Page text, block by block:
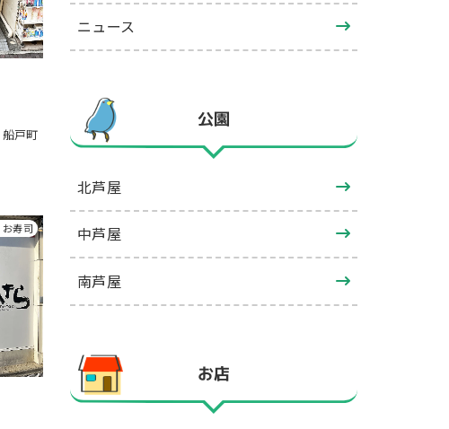
船戸町
お寿司
ニュース
公園
北芦屋
中芦屋
南芦屋
お店